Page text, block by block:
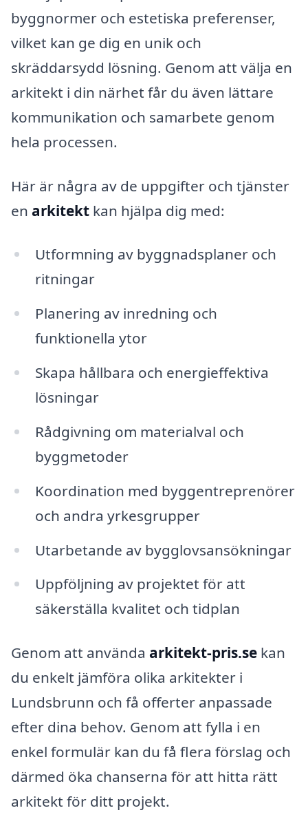
byggnormer och estetiska preferenser,
vilket kan ge dig en unik och
skräddarsydd lösning. Genom att välja en
arkitekt i din närhet får du även lättare
kommunikation och samarbete genom
hela processen.
Här är några av de uppgifter och tjänster
en arkitekt kan hjälpa dig med:
Utformning av byggnadsplaner och
ritningar
Planering av inredning och
funktionella ytor
Skapa hållbara och energieffektiva
lösningar
Rådgivning om materialval och
byggmetoder
Koordination med byggentreprenörer
och andra yrkesgrupper
Utarbetande av bygglovsansökningar
Uppföljning av projektet för att
säkerställa kvalitet och tidplan
Genom att använda arkitekt-pris.se kan
du enkelt jämföra olika arkitekter i
Lundsbrunn och få offerter anpassade
efter dina behov. Genom att fylla i en
enkel formulär kan du få flera förslag och
därmed öka chanserna för att hitta rätt
arkitekt för ditt projekt.